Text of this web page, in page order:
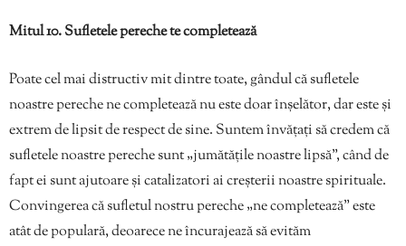
Mitul 10. Sufletele pereche te completează
Poate cel mai distructiv mit dintre toate, gândul că sufletele
noastre pereche ne completează nu este doar înșelător, dar este și
extrem de lipsit de respect de sine. Suntem învățați să credem că
sufletele noastre pereche sunt „jumătățile noastre lipsă”, când de
fapt ei sunt ajutoare și catalizatori ai creșterii noastre spirituale.
Convingerea că sufletul nostru pereche „ne completează” este
atât de populară, deoarece ne încurajează să evităm